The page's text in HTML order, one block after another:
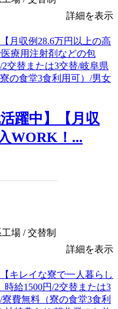
詳細を表示
躍中】【月収
WORK！...
場 / 交替制
詳細を表示